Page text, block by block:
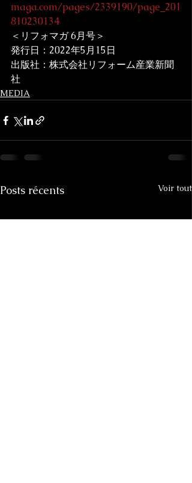
maga.com/pages/2339190/page_201
810230134
＜リフォマガ 6月号＞
発行日：2022年5月15日
出版社：株式会社リフォーム産業新聞
社
MEDIA
Posts récents Voir tout